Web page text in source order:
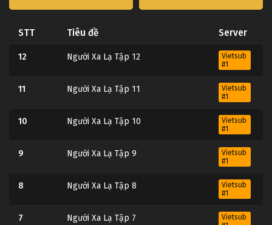
STT Tiêu đề Server
12 Người Xa Lạ Tập 12
Vietsub
#1
11 Người Xa Lạ Tập 11
Vietsub
#1
10 Người Xa Lạ Tập 10
Vietsub
#1
9 Người Xa Lạ Tập 9
Vietsub
#1
8 Người Xa Lạ Tập 8
Vietsub
#1
7 Người Xa Lạ Tập 7
Vietsub